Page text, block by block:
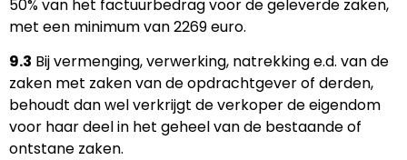
50% van het factuurbedrag voor de geleverde zaken,
met een minimum van 2269 euro.
9.3 Bij vermenging, verwerking, natrekking e.d. van de
zaken met zaken van de opdrachtgever of derden,
behoudt dan wel verkrijgt de verkoper de eigendom
voor haar deel in het geheel van de bestaande of
ontstane zaken.